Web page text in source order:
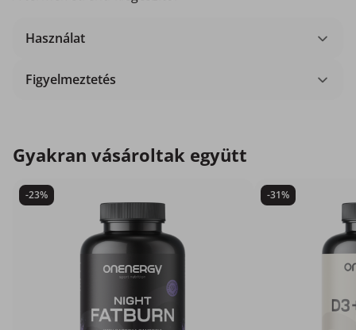
Használat
Figyelmeztetés
Gyakran vásároltak együtt
-23% -31%